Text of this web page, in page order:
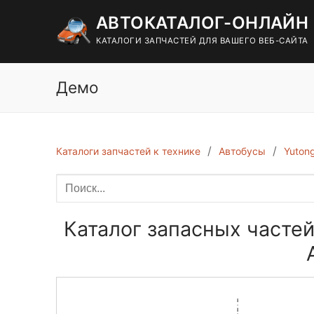
содержимому
АВТОКАТАЛОГ-ОНЛАЙН
КАТАЛОГИ ЗАПЧАСТЕЙ ДЛЯ ВАШЕГО ВЕБ-САЙТА
Демо
Каталоги запчастей к технике Автобусы
Каталог запасных